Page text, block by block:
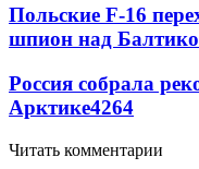
Польские F-16
шпион над
Россия собрала
Арктике4264
Читать комментарии